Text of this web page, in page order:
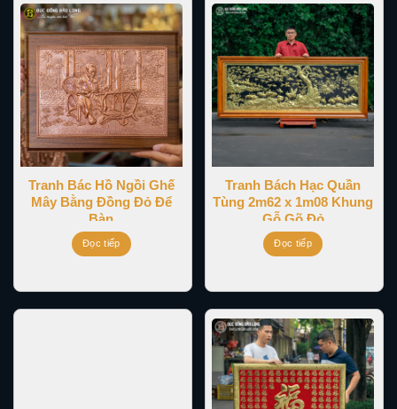
Tranh Bác Hồ Ngồi Ghế
Mây Bằng Đồng Đỏ Để
Bàn
Đọc tiếp
Tranh Bách Hạc Quần
Tùng 2m62 x 1m08 Khung
Gỗ Gõ Đỏ
Đọc tiếp